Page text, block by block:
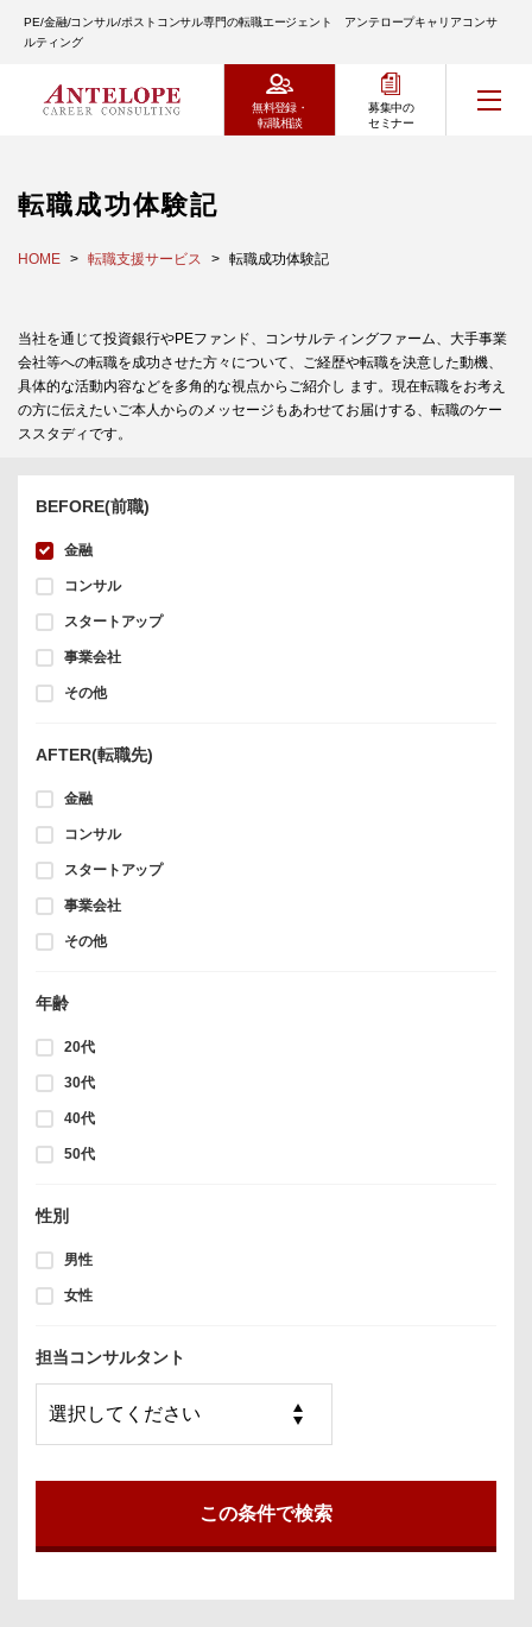
PE/金融/コンサル/ポストコンサル専門の転職エージェント アンテロープキャリアコンサ
ルティング
無料登録・
転職相談
募集中の
セミナー
転職成功体験記
HOME 転職支援サービス 転職成功体験記
当社を通じて投資銀行やPEファンド、コンサルティングファーム、大手事業
会社等への転職を成功させた方々について、ご経歴や転職を決意した動機、
具体的な活動内容などを多角的な視点からご紹介し ます。現在転職をお考え
の方に伝えたいご本人からのメッセージもあわせてお届けする、転職のケー
ススタディです。
BEFORE(前職)
金融
コンサル
スタートアップ
事業会社
その他
AFTER(転職先)
金融
コンサル
スタートアップ
事業会社
その他
年齢
20代
30代
40代
50代
性別
男性
女性
担当コンサルタント